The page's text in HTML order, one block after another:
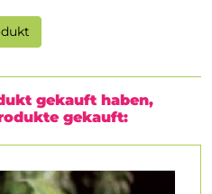
gekauft haben,
gekauft: